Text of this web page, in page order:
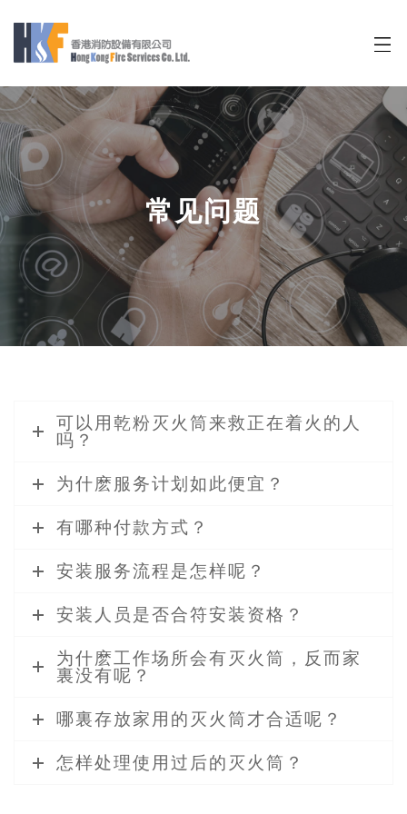
迷你购物车
常见问题
可以用乾粉灭火筒来救正在着火的人
吗？
为什麽服务计划如此便宜？
有哪种付款方式？
安装服务流程是怎样呢？
安装人员是否合符安装资格？
为什麽工作场所会有灭火筒，反而家
裏没有呢？
哪裏存放家用的灭火筒才合适呢？
怎样处理使用过后的灭火筒？